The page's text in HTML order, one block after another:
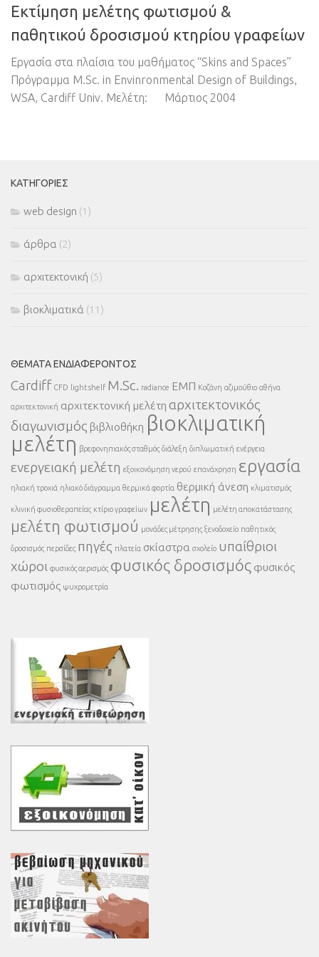
Εκτίμηση μελέτης φωτισμού &
παθητικού δροσισμού κτηρίου γραφείων
Εργασία στα πλαίσια του μαθήματος “Skins and Spaces”
Πρόγραμμα M.Sc. in Envinronmental Design of Buildings,
WSA, Cardiff Univ. Μελέτη: Μάρτιος 2004
ΚΑΤΗΓΟΡΊΕΣ
web design (1)
άρθρα (2)
αρχιτεκτονική (5)
βιοκλιματικά (11)
ΘΈΜΑΤΑ ΕΝΔΙΑΦΈΡΟΝΤΟΣ
Cardiff CFD light shelf M.Sc. radiance ΕΜΠ Κοζάνη αζιμούθιο αθήνα
αρχιτεκτονική αρχιτεκτονική μελέτη αρχιτεκτονικός
διαγωνισμός βιβλιοθήκη βιοκλιματική
μελέτη βρεφονηπιακός σταθμός διάλεξη διπλωματική ενέργεια
ενεργειακή μελέτη εξοικονόμηση νερού επανάχρηση εργασία
ηλιακή τροχιά ηλιακό διάγραμμα θερμικά φορτία θερμική άνεση κλιματισμός
κλινική φυσιοθεραπείας κτίριο γραφείων μελέτη μελέτη αποκατάστασης
μελέτη φωτισμού μονάδες μέτρησης ξενοδοχείο παθητικός
δροσισμός περσίδες πηγές πλατεία σκίαστρα σχολείο υπαίθριοι
χώροι φυσικός αερισμός φυσικός δροσισμός φυσικός
φωτισμός ψυχρομετρία